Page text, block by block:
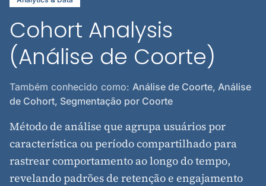
Cohort Analysis
(Análise de Coorte)
Também conhecido como: Análise de Coorte, Análise
de Cohort, Segmentação por Coorte
Método de análise que agrupa usuários por
característica ou período compartilhado para
rastrear comportamento ao longo do tempo,
revelando padrões de retenção e engajamento